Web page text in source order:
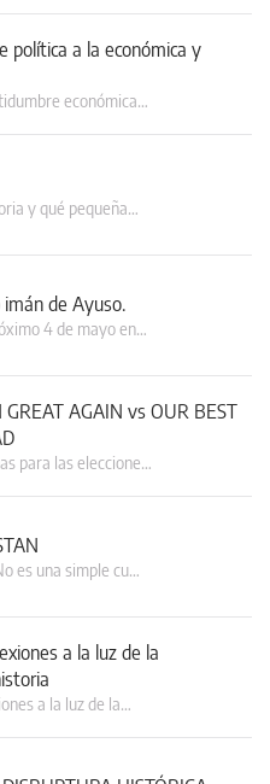
política a la económica y
económica…
y qué pequeña…
de Ayuso.
4 de mayo en…
AGAIN vs OUR BEST
para las eleccione…
es una simple cu…
a la luz de la
a la luz de la…